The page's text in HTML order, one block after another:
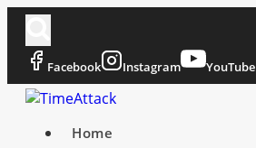
Zum
springen
Facebook Instagram YouTube
Home